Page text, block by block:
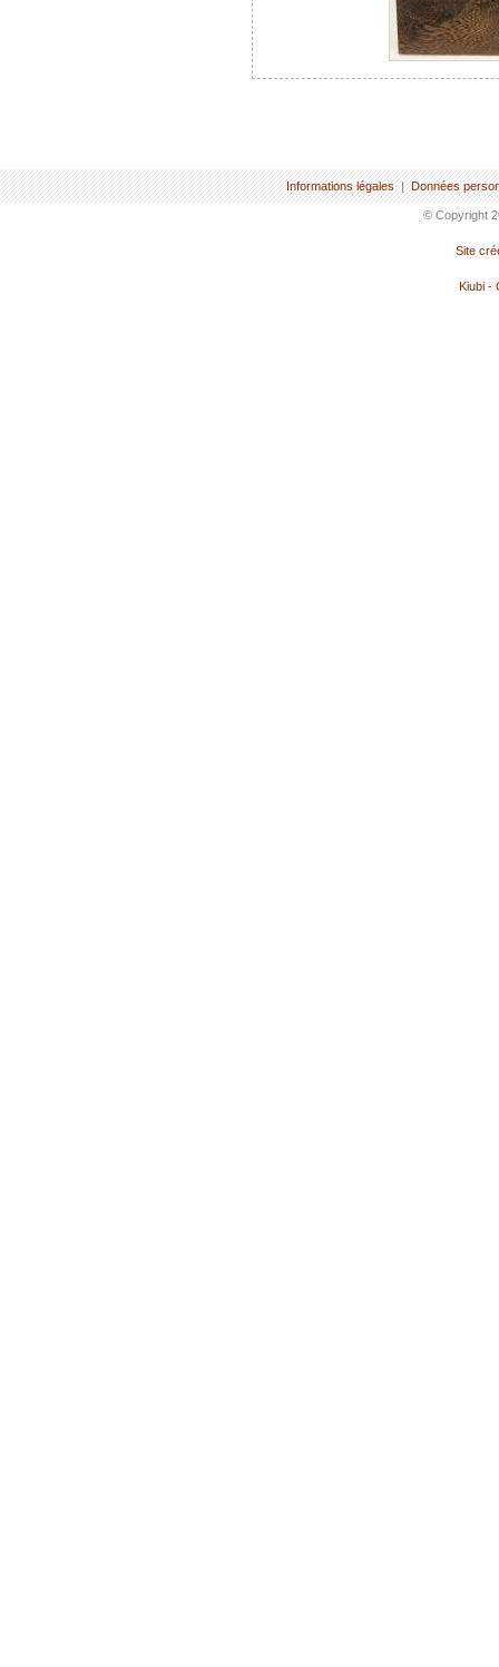
Informations légales | Données
© Copyright
Site
Kiubi -